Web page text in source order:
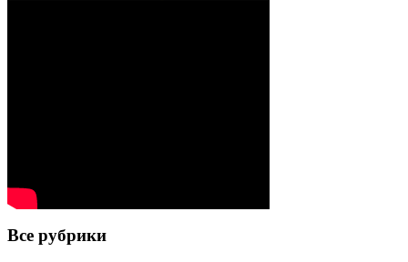
Все рубрики